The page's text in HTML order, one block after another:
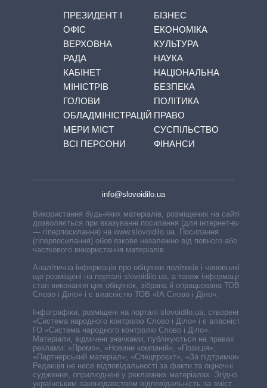
ПРЕЗИДЕНТ І
ОФІС
ВЕРХОВНА
РАДА
КАБІНЕТ
МІНІСТРІВ
ГОЛОВИ
ОБЛАДМІНІСТРАЦІЙ
МЕРИ МІСТ
ВСІ ПЕРСОНИ
БІЗНЕС
ЕКОНОМІКА
КУЛЬТУРА
НАУКА
НАЦІОНАЛЬНА
БЕЗПЕКА
ПОЛІТИКА
ПРАВО
СУСПІЛЬСТВО
ФІНАНСИ
info@slovoidilo.ua
Використання будь-яких матеріалів, розміщених на сайті,
дозволяється при вказуванні посилання (для інтернет-видань
— гіперпосилання) на www.slovoidilo.ua. Посилання
(гіперпосилання) обов’язкове незалежно від повного або
часткового використання матеріалів.
Аналітична інформація про обіцянки політиків і чиновників,
що розміщені на порталі slovoidilo.ua, а також інформація про
стан виконання цих обіцянок, зібрана й опрацьована ТОВ «ІА
Слово і Діло» і є власністю ТОВ «ІА Слово і Діло».
Інфографіки, розміщені на порталі slovoidilo.ua, створені ГО
«Система народного контролю Слово і Діло» і є власністю
ГО «Система народного контролю Слово і Діло».
Матеріали, відмічені значками, публікуються на правах
реклами: «Промо», «Новини компаній», «Позиція»,
«Партнерський матеріал», «Спецпроєкт», «За підтримки».
Редакція не несе відповідальності за факти та оціночні
судження, оприлюднені у рекламних матеріалах. Згідно з
українським законодавством відповідальність за зміст